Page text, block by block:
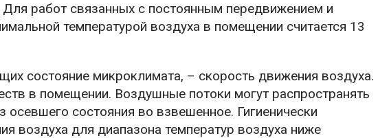
работ связанных с постоянным передвижением и
температурой воздуха в помещении считается 13
состояние микроклимата, – скорость движения воздуха.
в помещении. Воздушные потоки могут распространять
состояния во взвешенное. Гигиенически
воздуха для диапазона температур воздуха ниже